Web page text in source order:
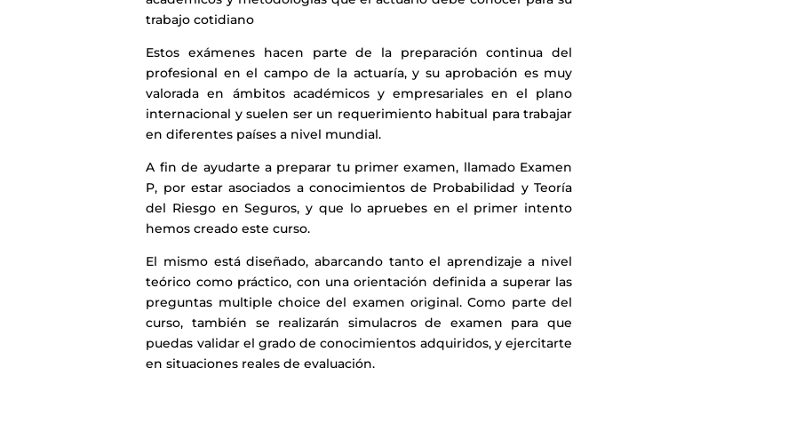
trabajo cotidiano
Estos exámenes hacen parte de la preparación continua del
profesional en el campo de la actuaría, y su aprobación es muy
valorada en ámbitos académicos y empresariales en el plano
internacional y suelen ser un requerimiento habitual para trabajar
en diferentes países a nivel mundial.
A fin de ayudarte a preparar tu primer examen, llamado Examen
P, por estar asociados a conocimientos de Probabilidad y Teoría
del Riesgo en Seguros, y que lo apruebes en el primer intento
hemos creado este curso.
El mismo está diseñado, abarcando tanto el aprendizaje a nivel
teórico como práctico, con una orientación definida a superar las
preguntas multiple choice del examen original. Como parte del
curso, también se realizarán simulacros de examen para que
puedas validar el grado de conocimientos adquiridos, y ejercitarte
en situaciones reales de evaluación.